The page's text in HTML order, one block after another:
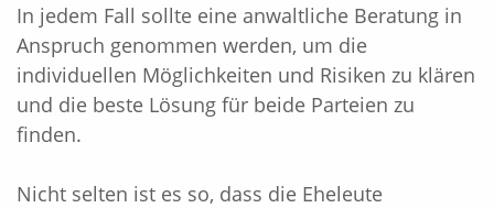
In jedem Fall sollte eine anwaltliche Beratung in
Anspruch genommen werden, um die
individuellen Möglichkeiten und Risiken zu klären
und die beste Lösung für beide Parteien zu
finden.
Nicht selten ist es so, dass die Eheleute